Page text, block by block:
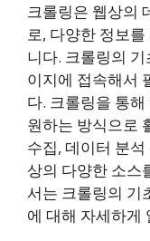
크롤링은 웹상의
로, 다양한 정보
니다. 크롤링의
이지에 접속해서
다. 크롤링을 통
원하는 방식으로
수집, 데이터 분
상의 다양한 소스
서는 크롤링의 기
에 대해 자세하게